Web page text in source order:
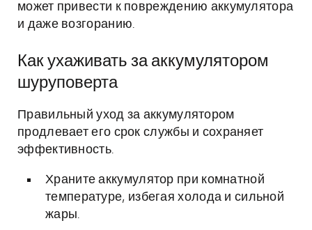
может привести к повреждению аккумулятора
и даже возгоранию.
Как ухаживать за аккумулятором
шуруповерта
Правильный уход за аккумулятором
продлевает его срок службы и сохраняет
эффективность.
Храните аккумулятор при комнатной
температуре, избегая холода и сильной
жары.